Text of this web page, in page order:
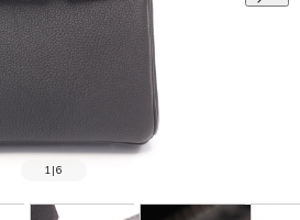
1 |6